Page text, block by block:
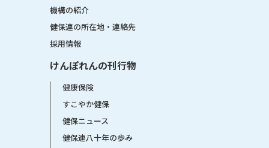
機構の紹介
健保連の所在地・連絡先
採用情報
けんぽれんの刊行物
健康保険
すこやか健保
健保ニュース
健保連八十年の歩み